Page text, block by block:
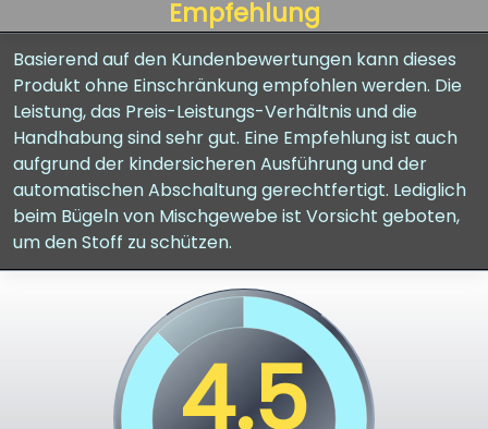
Empfehlung
Basierend auf den Kundenbewertungen kann dieses
Produkt ohne Einschränkung empfohlen werden. Die
Leistung, das Preis-Leistungs-Verhältnis und die
Handhabung sind sehr gut. Eine Empfehlung ist auch
aufgrund der kindersicheren Ausführung und der
automatischen Abschaltung gerechtfertigt. Lediglich
beim Bügeln von Mischgewebe ist Vorsicht geboten,
um den Stoff zu schützen.